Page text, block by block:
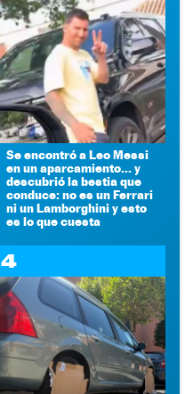
Se encontró a Leo Messi
en un aparcamiento... y
descubrió la bestia que
conduce: no es un Ferrari
ni un Lamborghini y esto
es lo que cuesta
4